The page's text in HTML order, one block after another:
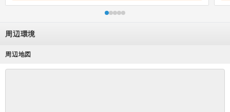
周辺環境
周辺地図